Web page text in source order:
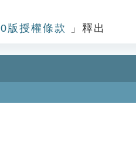
版授權條款 」釋出